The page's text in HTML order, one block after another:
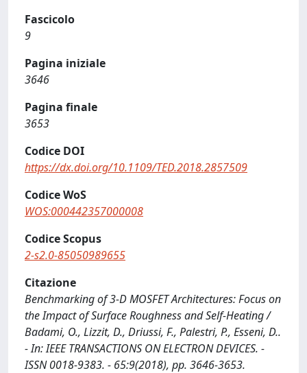
Fascicolo
9
Pagina iniziale
3646
Pagina finale
3653
Codice DOI
https://dx.doi.org/10.1109/TED.2018.2857509
Codice WoS
WOS:000442357000008
Codice Scopus
2-s2.0-85050989655
Citazione
Benchmarking of 3-D MOSFET Architectures: Focus on
the Impact of Surface Roughness and Self-Heating /
Badami, O., Lizzit, D., Driussi, F., Palestri, P., Esseni, D..
- In: IEEE TRANSACTIONS ON ELECTRON DEVICES. -
ISSN 0018-9383. - 65:9(2018), pp. 3646-3653.